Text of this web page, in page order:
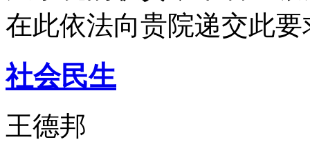
在此依法向贵院递交此要
社会民生
王德邦